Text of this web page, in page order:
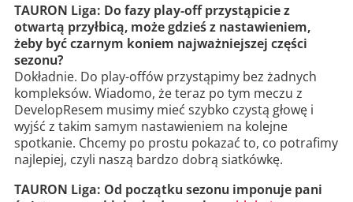
TAURON Liga: Do fazy play-off przystąpicie z
otwartą przyłbicą, może gdzieś z nastawieniem,
żeby być czarnym koniem najważniejszej części
sezonu?
Dokładnie. Do play-offów przystąpimy bez żadnych
kompleksów. Wiadomo, że teraz po tym meczu z
DevelopResem musimy mieć szybko czystą głowę i
wyjść z takim samym nastawieniem na kolejne
spotkanie. Chcemy po prostu pokazać to, co potrafimy
najlepiej, czyli naszą bardzo dobrą siatkówkę.
TAURON Liga: Od początku sezonu imponuje pani